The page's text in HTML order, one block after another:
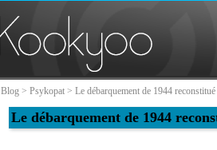
Blog > Psykopat > Le débarquement de 1944
Le débarquement de 1944